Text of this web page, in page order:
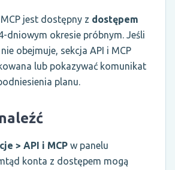
jest dostępny z dostępem
dniowym okresie próbnym. Jeśli
obejmuje, sekcja API i MCP
lub pokazywać komunikat
planu.
> API i MCP w panelu
konta z dostępem mogą